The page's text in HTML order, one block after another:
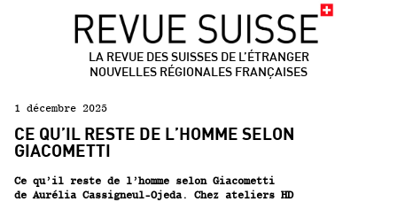
LA REVUE DES SUISSES DE L’ÉTRANGER
NOUVELLES RÉGIONALES FRANÇAISES
1 décembre 2025
CE QU’IL RESTE DE L’HOMME SELON
GIACOMETTI
Ce qu’il reste de l’homme selon Giacometti
de Aurélia Cassigneul-Ojeda. Chez ateliers HD